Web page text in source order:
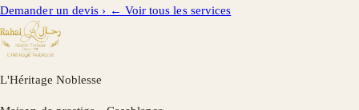
Demander un devis › ← Voir tous les services
L'Héritage Noblesse